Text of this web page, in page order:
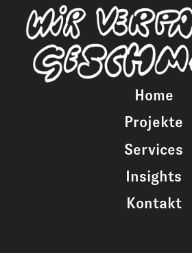
Home
Projekte
Services
Insights
Kontakt